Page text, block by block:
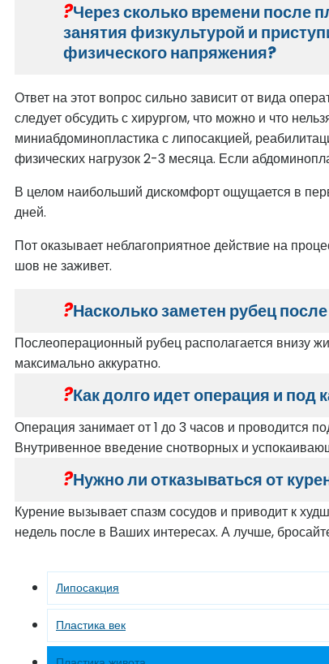
Через сколько времени после
занятия физкультурой и
физического напряжения?
Ответ на этот вопрос сильно зависит от вида
следует обсудить с хирургом, что можно и что
миниабдоминопластика с липосакцией,
физических нагрузок 2-3 месяца. Если
В целом наибольший дискомфорт ощущается в
дней.
Пот оказывает неблагоприятное действие на
шов не заживет.
Насколько заметен рубец
Послеоперационный рубец располагается внизу
максимально аккуратно.
Как долго идет операция и под
Операция занимает от 1 до 3 часов и проводится
Внутривенное введение снотворных и
Нужно ли отказываться от
Курение вызывает спазм сосудов и приводит к
недель после в Ваших интересах. А лучше,
Липосакция
Пластика век